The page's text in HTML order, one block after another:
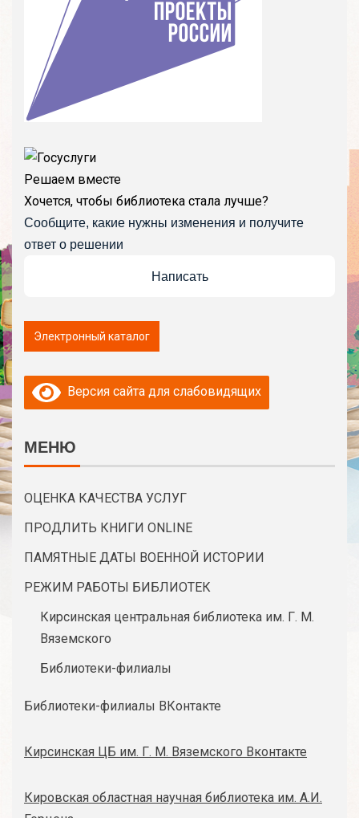
Решаем вместе
Хочется, чтобы библиотека стала лучше?
Сообщите, какие нужны изменения и получите
ответ о решении
Написать
Версия сайта для слабовидящих
МЕНЮ
ОЦЕНКА КАЧЕСТВА УСЛУГ
ПРОДЛИТЬ КНИГИ ONLINE
ПАМЯТНЫЕ ДАТЫ ВОЕННОЙ ИСТОРИИ
РЕЖИМ РАБОТЫ БИБЛИОТЕК
Кирсинская центральная библиотека им. Г. М.
Вяземского
Библиотеки-филиалы
Библиотеки-филиалы ВКонтакте
Кирсинская ЦБ им. Г. М. Вяземского Вконтакте
Кировская областная научная библиотека им. А.И.